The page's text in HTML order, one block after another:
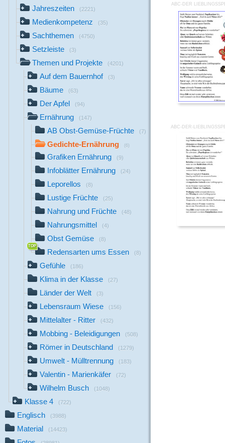
Jahreszeiten (2221)
Medienkompetenz (35)
Sachthemen (4750)
Setzleiste (3)
Themen und Projekte (4201)
Auf dem Bauernhof (3)
Bäume (63)
Der Apfel (94)
Ernährung (147)
AB Obst-Gemüse-Früchte (7)
Gedichte-Ernährung (6)
Grafiken Ernährung (9)
Infoblätter Ernährung (24)
Leporellos (8)
Lustige Früchte (25)
Nahrung und Früchte (48)
Nahrungsmittel (4)
Obst Gemüse (8)
Redensarten ums Essen (8)
Gefühle (186)
Klima in der Klasse (27)
Länder der Welt (3)
Lebensraum Wiese (156)
Mittelalter - Ritter (432)
Mobbing - Beleidigungen (508)
Römer in Deutschland (1279)
Umwelt - Mülltrennung (183)
Valentin - Marienkäfer (72)
Wilhelm Busch (1048)
Klasse 4 (722)
Englisch (3988)
Material (14423)
ABC-DER
ABC-DER-